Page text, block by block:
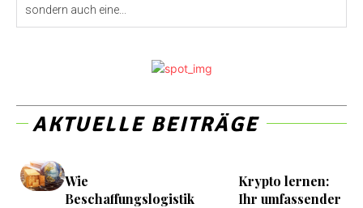
sondern auch eine...
AKTUELLE BEITRÄGE
Wie
Beschaffungslogistik
Krypto lernen:
Ihr umfassender